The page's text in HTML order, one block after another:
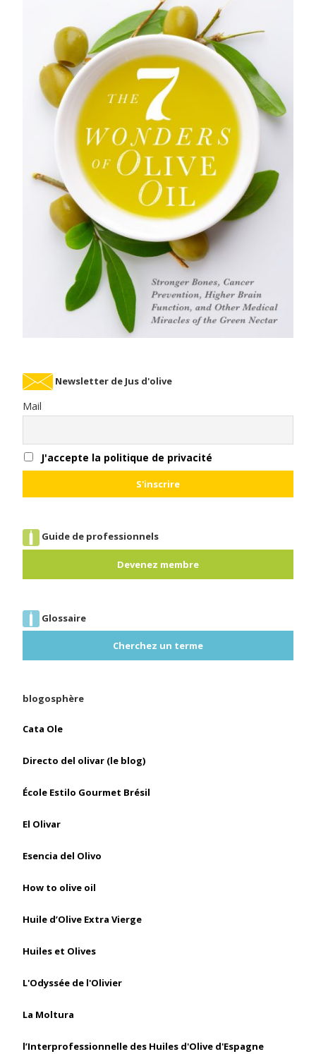
Newsletter de Jus d'olive
Mail
J'accepte la politique de privacité
Guide de professionnels
Devenez membre
Glossaire
Cherchez un terme
blogosphère
Cata Ole
Directo del olivar (le blog)
École Estilo Gourmet Brésil
El Olivar
Esencia del Olivo
How to olive oil
Huile d’Olive Extra Vierge
Huiles et Olives
L'Odyssée de l'Olivier
La Moltura
l’Interprofessionnelle des Huiles d'Olive d'Espagne